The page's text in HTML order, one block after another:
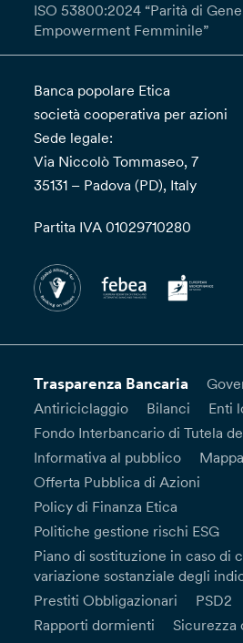
ISO 53800:2024 “Parità di
Empowerment Femminile”
Banca popolare Etica
società cooperativa per azioni
Sede legale:
Via Niccolò Tommaseo, 7
35131 – Padova (PD), Italy
Partita IVA 01029710280
Trasparenza Bancaria
Antiriciclaggio
Bilanci
Enti
Fondo Interbancario di Tutela
Informativa al pubblico
Offerta Pubblica di Azioni
Policy di Finanza Etica
Politiche gestione rischi ESG
Piano di sostituzione in caso di
variazione sostanziale degli
Prestiti Obbligazionari
PSD2
Rapporti dormienti
Sicurezza